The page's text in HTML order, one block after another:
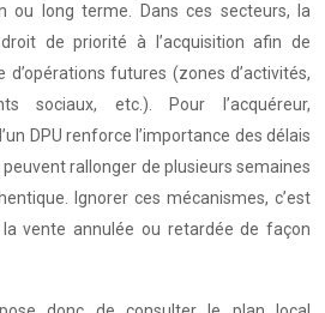
ou long terme. Dans ces secteurs, la
de priorité à l’acquisition afin de
futures (zones d’activités,
sociaux, etc.). Pour l’acquéreur,
DPU renforce l’importance des délais
rallonger de plusieurs semaines
Ignorer ces mécanismes, c’est
vente annulée ou retardée de façon